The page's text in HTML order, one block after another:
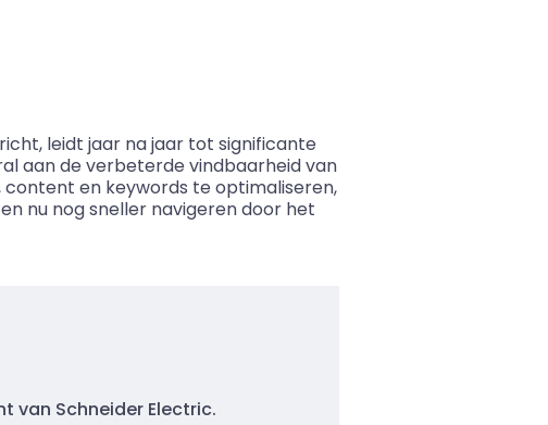
leidt jaar na jaar tot significante
aan de verbeterde vindbaarheid van
en keywords te optimaliseren,
nu nog sneller navigeren door het
van Schneider Electric.